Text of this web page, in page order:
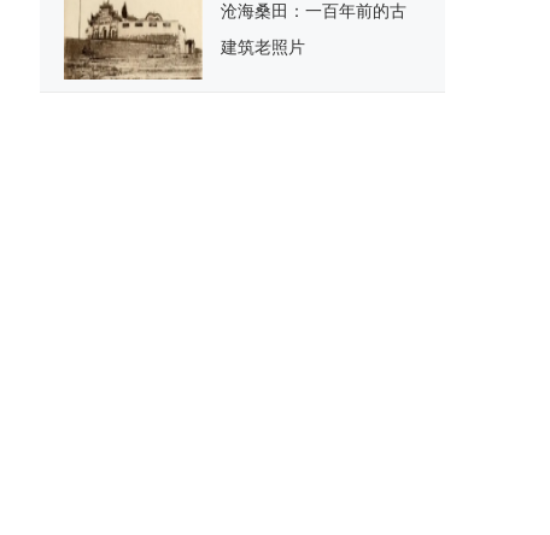
沧海桑田：一百年前的古
建筑老照片